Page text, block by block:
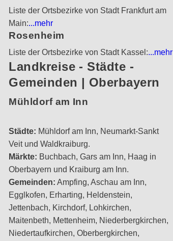
Liste der Ortsbezirke von Stadt Frankfurt am
Main:...mehr
Rosenheim
Liste der Ortsbezirke von Stadt Kassel:...mehr
Landkreise - Städte -
Gemeinden | Oberbayern
Mühldorf am Inn
Städte: Mühldorf am Inn, Neumarkt-Sankt
Veit und Waldkraiburg.
Märkte: Buchbach, Gars am Inn, Haag in
Oberbayern und Kraiburg am Inn.
Gemeinden: Ampfing, Aschau am Inn,
Egglkofen, Erharting, Heldenstein,
Jettenbach, Kirchdorf, Lohkirchen,
Maitenbeth, Mettenheim, Niederbergkirchen,
Niedertaufkirchen, Oberbergkirchen,